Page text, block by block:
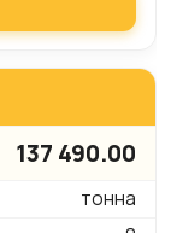
137 490.00
тонна